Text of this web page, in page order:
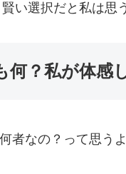
い選択だと私は思
何？私が体感
者なの？って思うよ